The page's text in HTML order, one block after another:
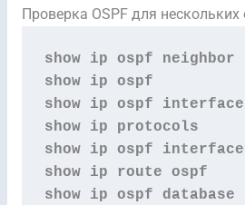
Проверка OSPF для нескольких
show ip ospf neighbor
show ip ospf
show ip ospf interface
show ip protocols
show ip ospf
show ip route ospf
show ip ospf database